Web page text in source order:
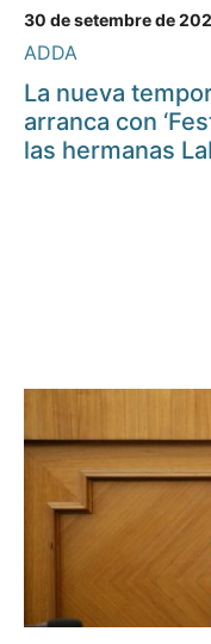
30 de setembre de
ADDA
La nueva
arranca con
las hermanas